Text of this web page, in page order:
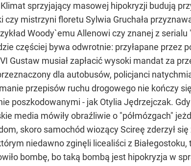
sprzyjający masowej hipokryzji budują
mistrzyni floretu Sylwia Gruchała
Woody`emu Allenowi czy znanej z
częściej bywa odwrotnie: przyłapane przez
Gustaw musiał zapłacić wysoki mandat za
dla autobusów, policjanci
przepisów ruchu drogowego nie kończy
poszkodowanymi - jak Otylia Jędrzejczak.
media mówiły obraźliwie o "półmózgach"
skoro samochód wiozący Scireę zderzył
niedawno zginęli licealiści z
bombę, bo taką bombą jest hipokryzja w